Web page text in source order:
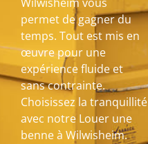
Wilwisheim vous
permet de gagner du
temps. Tout est mis en
œuvre pour une
expérience fluide et
sans contrainte.
Choisissez la tranquillité
avec notre Louer une
benne à Wilwisheim.